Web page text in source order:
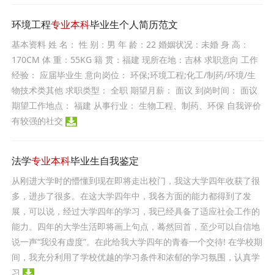
环境工程专业本科毕业生个人简历范文
基本资料 姓 名： 性 别：男 年 龄：22 婚姻状况：未婚 身 高：
170CM 体 重：55KG 籍 贯：福建 现所在地：吉林 求职意向 工作
经验： 应届毕业生 意向岗位： 环保;环境工程;化工/制药/环境/生
物技术类其他 求职类型： 全职 期望月薪： 面议 到岗时间： 面议
期望工作地点： 福建 从事行业： 生物工程、制药、环保 自我评价
有较强的社交
法学专业本科毕业生自我鉴定
从刚进大学时的懵懂到现在即将走出校门，我这大学四年收获了很
多，进步了很多。在这大学四年中，我各方面的能力都得到了发
展，可以说，经过大学四年的学习，我已经具备了适应社会工作的
能力。四年的大学生活即将画上句点，蓦然回首，至少可以自信地
说一声“我没有虚度”。在此给我大学四年的青春一个交待! 在学校期
间，我充分利用了学校优越的学习条件和浓郁的学习氛围，认真学
习